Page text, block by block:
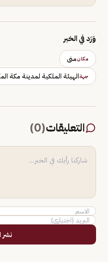
وَرَد في الخبر
مكانمنى
جهةالهيئة الملكية لمدينة مكة
التعليقات(
0
)
نشر